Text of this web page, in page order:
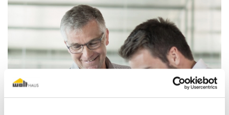
Prezzi certi e trasparenti